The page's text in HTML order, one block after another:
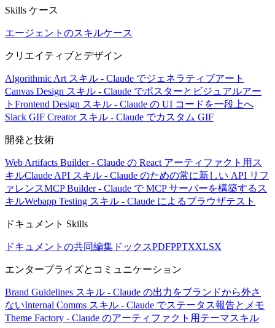
Skills ケース
エージェントのスキルケース
クリエイティブとデザイン
Algorithmic Art スキル - Claude でジェネラティブアート
Canvas Design スキル - Claude でポスターとビジュアルアー
ト Frontend Design スキル - Claude の UI コードを一段上へ
Slack GIF Creator スキル - Claude でカスタム GIF
開発と技術
Web Artifacts Builder - Claude の React アーティファクト用ス
キルClaude API スキル - Claude のための常に新しい API リフ
ァレンスMCP Builder - Claude で MCP サーバーを構築するス
キルWebapp Testing スキル - Claude によるブラウザテスト
ドキュメント Skills
ドキュメントの共同編集 ドックスPDFPPTXXLSX
エンタープライズとコミュニケーション
Brand Guidelines スキル - Claude の出力をブランドから外さ
ないInternal Comms スキル - Claude でステータス報告とメモ
Theme Factory - Claude のアーティファクト用テーマスキル